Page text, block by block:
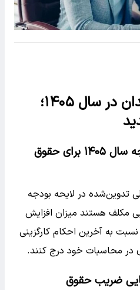
افزایش حقوق کارمندان در سال ۱۴۰۵؛
ضوابط تدوین لایحه بودجه سال ۱۴۰۵ برای حقوق
تدوین‌شده در لایحه بودجه
مکلف هستند میزان افزایش
به آخرین احکام کارگزینی
ضریب حقوق